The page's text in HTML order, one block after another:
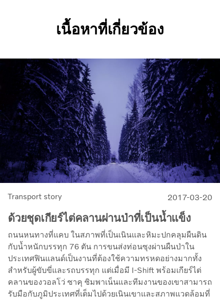
เนื้อหาที่เกี่ยวข้อง
Transport story 2017-03-20
ด้วยชุดเกียร์ไต่คลานผ่านป่าที่เป็นน้ำแข็ง
ถนนหนทางที่แคบ ในสภาพที่เป็นเนินและหิมะปกคลุมผืนดิน
กับน้ำหนักบรรทุก 76 ตัน การขนส่งท่อนซุงผ่านผืนป่าใน
ประเทศฟินแลนด์เป็นงานที่ต้องใช้ความทรหดอย่างมากทั้ง
สำหรับผู้ขับขี่และรถบรรทุก แต่เมื่อมี I-Shift พร้อมเกียร์ไต่
คลานของวอลโว่ ซาคุ ซิมพาเน็นและทีมงานของเขาสามารถ
รับมือกับภูมิประเทศที่เต็มไปด้วยเนินเขาและสภาพแวดล้อมที่